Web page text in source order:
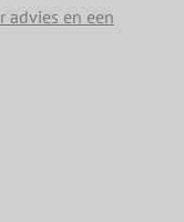
advies en een